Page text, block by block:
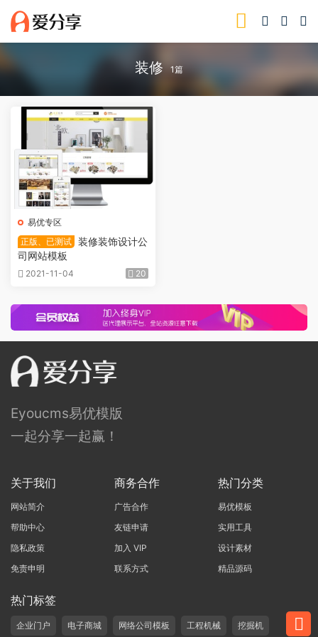
装修 1篇
易优专区
正版、已测试 装修装饰设计公
司网站模板
2021-11-04 20
Eyoucms易优模版
一起分享一起赢！
关于我们
网站简介
帮助中心
隐私政策
免责申明
商务合作
广告合作
友链申请
加入 VIP
联系方式
热门分类
易优模板
实用工具
设计素材
精品源码
热门标签
企业门户 电子商城 网络公司模板 工程机械 挖掘机